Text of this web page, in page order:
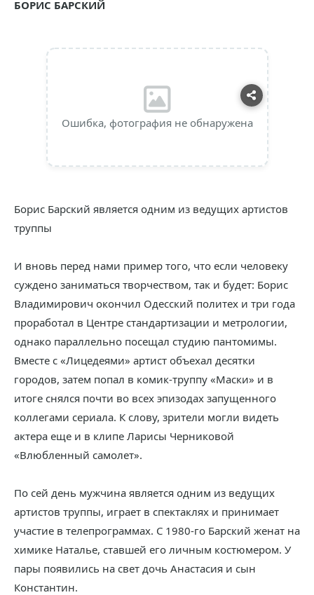
БОРИС БАРСКИЙ
Ошибка, фотография не обнаружена
Борис Барский является одним из ведущих артистов
труппы
И вновь перед нами пример того, что если человеку
суждено заниматься творчеством, так и будет: Борис
Владимирович окончил Одесский политех и три года
проработал в Центре стандартизации и метрологии,
однако параллельно посещал студию пантомимы.
Вместе с «Лицедеями» артист объехал десятки
городов, затем попал в комик-труппу «Маски» и в
итоге снялся почти во всех эпизодах запущенного
коллегами сериала. К слову, зрители могли видеть
актера еще и в клипе Ларисы Черниковой
«Влюбленный самолет».
По сей день мужчина является одним из ведущих
артистов труппы, играет в спектаклях и принимает
участие в телепрограммах. С 1980-го Барский женат на
химике Наталье, ставшей его личным костюмером. У
пары появились на свет дочь Анастасия и сын
Константин.